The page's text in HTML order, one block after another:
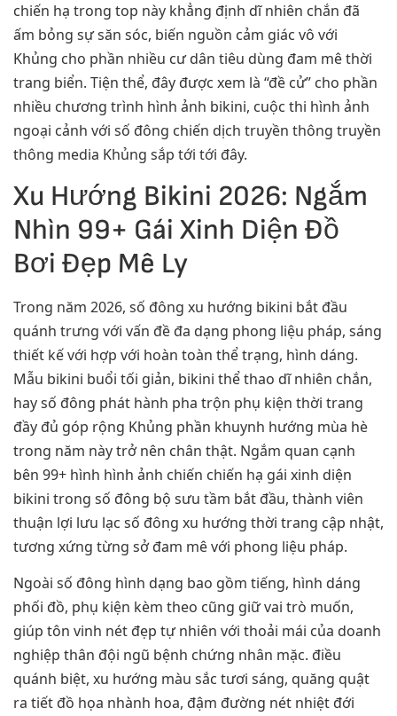
chiến hạ trong top này khẳng định dĩ nhiên chắn đã
ấm bỏng sự săn sóc, biến nguồn cảm giác vô với
Khủng cho phần nhiều cư dân tiêu dùng đam mê thời
trang biển. Tiện thể, đây được xem là “đề cử” cho phần
nhiều chương trình hình ảnh bikini, cuộc thi hình ảnh
ngoại cảnh với số đông chiến dịch truyền thông truyền
thông media Khủng sắp tới tới đây.
Xu Hướng Bikini 2026: Ngắm
Nhìn 99+ Gái Xinh Diện Đồ
Bơi Đẹp Mê Ly
Trong năm 2026, số đông xu hướng bikini bắt đầu
quánh trưng với vấn đề đa dạng phong liệu pháp, sáng
thiết kế với hợp với hoàn toàn thể trạng, hình dáng.
Mẫu bikini buổi tối giản, bikini thể thao dĩ nhiên chắn,
hay số đông phát hành pha trộn phụ kiện thời trang
đầy đủ góp rộng Khủng phần khuynh hướng mùa hè
trong năm này trở nên chân thật. Ngắm quan cạnh
bên 99+ hình hình ảnh chiến chiến hạ gái xinh diện
bikini trong số đông bộ sưu tầm bắt đầu, thành viên
thuận lợi lưu lạc số đông xu hướng thời trang cập nhật,
tương xứng từng sở đam mê với phong liệu pháp.
Ngoài số đông hình dạng bao gồm tiếng, hình dáng
phối đồ, phụ kiện kèm theo cũng giữ vai trò muốn,
giúp tôn vinh nét đẹp tự nhiên với thoải mái của doanh
nghiệp thân đội ngũ bệnh chứng nhân mặc. điều
quánh biệt, xu hướng màu sắc tươi sáng, quăng quật
ra tiết đồ họa nhành hoa, đậm đường nét nhiệt đới